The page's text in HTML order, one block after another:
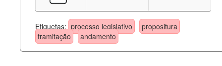
Etiquetas: processo legislativo
propositura
tramitação
andamento